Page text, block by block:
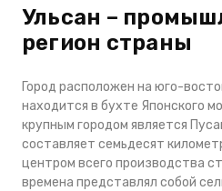
Ульсан –
регион страны
Город расположен на юго-
находится в бухте Японского
крупным городом является
составляет семьдесят
центром всего производства
времена представлял собой